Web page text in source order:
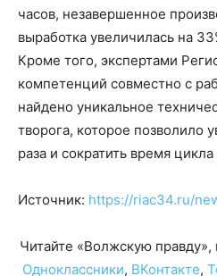
часов, незавершенное
выработка увеличилась на
Кроме того, экспертами
компетенций совместно с
найдено уникальное
творога, которое позволило
раза и сократить время цикла
Источник: https://riac34.ru/
Читайте «Волжскую правду»,
Одноклассники, ВКонтакте,